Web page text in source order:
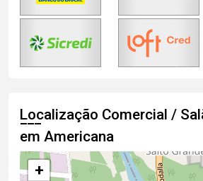
Localização Comercial /
em Americana
+